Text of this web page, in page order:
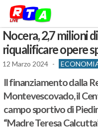
Nocera, 2,7 milioni
riqualificare opere
12 Marzo 2024 -
Il finanziamento dalla
Montevescovado, il
campo sportivo di
“Madre Teresa